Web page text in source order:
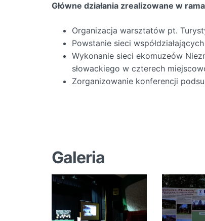
Główne działania zrealizowane w
Organizacja warsztatów pt.
Powstanie sieci współdziałających
Wykonanie sieci ekomuzeów
słowackiego w czterech
Zorganizowanie konferencji
Galeria